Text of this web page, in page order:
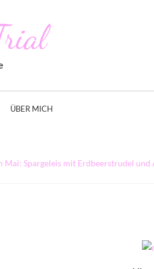
ÜBER MICH
Mai: Spargeleis mit Erdbeerstrudel